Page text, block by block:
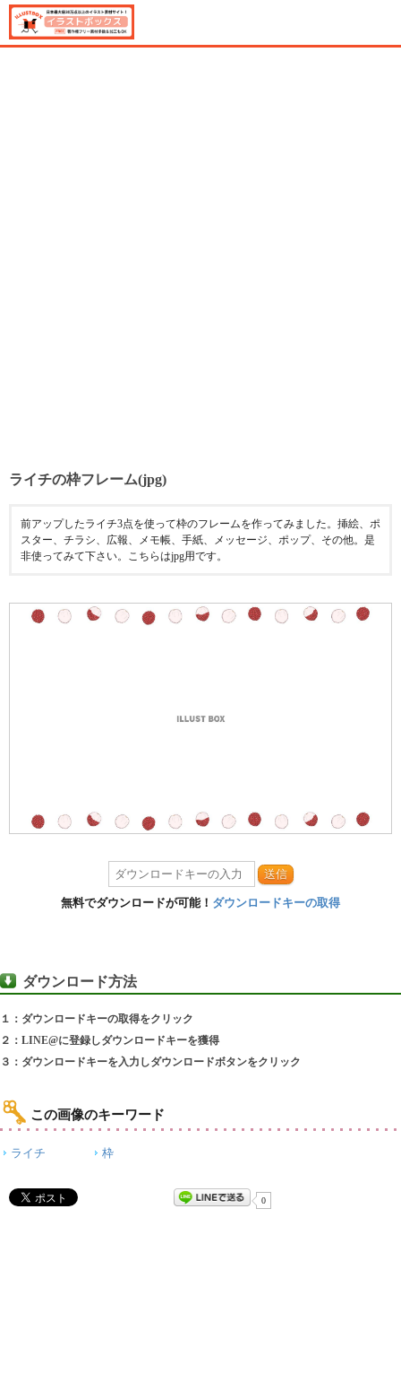
ライチの枠フレーム(jpg)
前アップしたライチ3点を使って枠のフレームを作ってみました。挿絵、ポ
スター、チラシ、広報、メモ帳、手紙、メッセージ、ポップ、その他。是
非使ってみて下さい。こちらはjpg用です。
送信
無料でダウンロードが可能！ ダウンロードキーの取得
ダウンロード方法
１：ダウンロードキーの取得をクリック
２：LINE@に登録しダウンロードキーを獲得
３：ダウンロードキーを入力しダウンロードボタンをクリック
この画像のキーワード
ライチ 枠
0